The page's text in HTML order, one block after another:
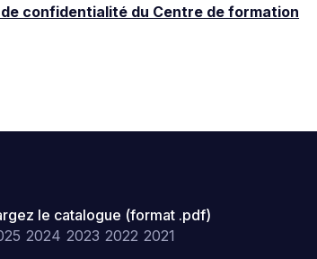
confidentialité du Centre de formation
le catalogue (format .pdf)
2024 2023 2022 2021